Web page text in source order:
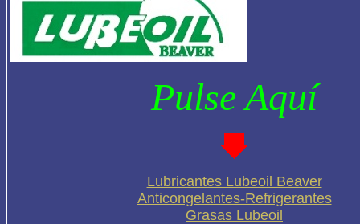
Pulse Aquí
Lubricantes Lubeoil Beaver
Anticongelantes-Refrigerantes
Grasas Lubeoil